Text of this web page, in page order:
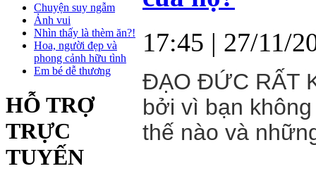
Chuyện suy ngẫm
Ảnh vui
Nhìn thấy là thèm ăn?!
Hoa, người đẹp và
phong cảnh hữu tình
Em bé dễ thương
HỖ TRỢ
TRỰC
TUYẾN
17:45 | 27/11/
ĐẠO ĐỨC RẤT
bởi vì bạn
thế nào và